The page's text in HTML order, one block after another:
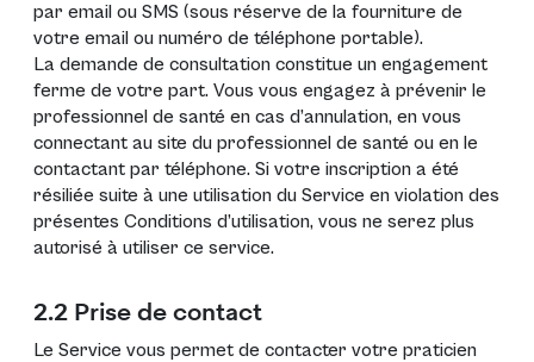
par email ou SMS (sous réserve de la fourniture de
votre email ou numéro de téléphone portable).
La demande de consultation constitue un engagement
ferme de votre part. Vous vous engagez à prévenir le
professionnel de santé en cas d’annulation, en vous
connectant au site du professionnel de santé ou en le
contactant par téléphone. Si votre inscription a été
résiliée suite à une utilisation du Service en violation des
présentes Conditions d’utilisation, vous ne serez plus
autorisé à utiliser ce service.
2.2 Prise de contact
Le Service vous permet de contacter votre praticien